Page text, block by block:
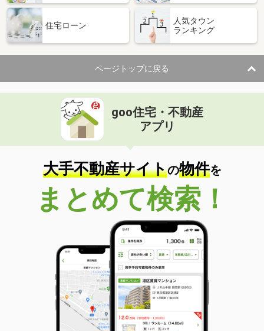
高知県南国市大そね甲
住 所
高知県南国市大そね甲
専有面積 59.63m²
間取り
2LDK
高知県高知市朝倉丙
価 格
住 所
高知県高知市朝倉丙
専有面積 37.5m²
間取り
1LDK
高知県高知市南川添
価 格
6.30万円
高知県高知市南川添
43.5m²
間取り
1LDK
高知県高知市朝倉丙
価 格
5.80万円
住 所
高知県高知市朝倉丙
専有面積 37.5m²
住宅ローン
人気タウン
ランキング
ページトップに戻る
goo住宅・不動産
アプリ
大手不動産サイトの物件を
まとめて検索！